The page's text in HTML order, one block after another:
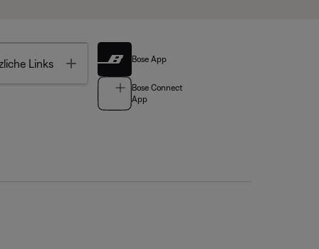
Links Toggle Bose App
Bose Connect
App